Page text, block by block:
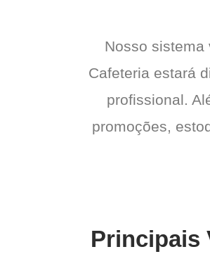
Nosso sistema
Cafeteria estará
profissional.
promoções,
Principais